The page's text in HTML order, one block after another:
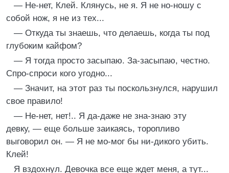
— Не-нет, Клей. Клянусь, не я. Я не но-ношу с
собой нож, я не из тех...
— Откуда ты знаешь, что делаешь, когда ты под
глубоким кайфом?
— Я тогда просто засыпаю. За-засыпаю, честно.
Спро-спроси кого угодно...
— Значит, на этот раз ты поскользнулся, нарушил
свое правило!
— Не-нет, нет!.. Я да-даже не зна-знаю эту
девку, — еще больше заикаясь, торопливо
выговорил он. — Я не мо-мог бы ни-дикого убить.
Клей!
Я вздохнул. Девочка все еще ждет меня, а тут...